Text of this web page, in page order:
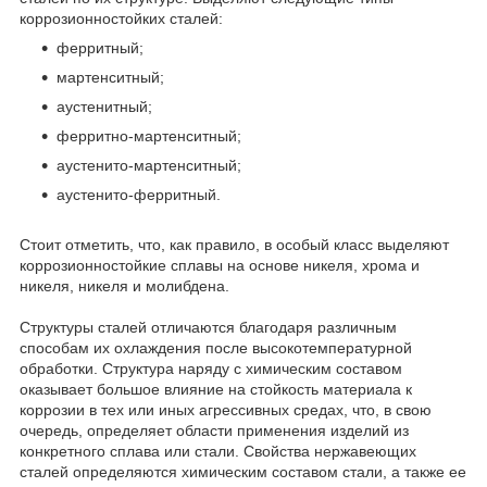
коррозионностойких сталей:
ферритный;
мартенситный;
аустенитный;
ферритно-мартенситный;
аустенито-мартенситный;
аустенито-ферритный.
Стоит отметить, что, как правило, в особый класс выделяют
коррозионностойкие сплавы на основе никеля, хрома и
никеля, никеля и молибдена.
Структуры сталей отличаются благодаря различным
способам их охлаждения после высокотемпературной
обработки. Структура наряду с химическим составом
оказывает большое влияние на стойкость материала к
коррозии в тех или иных агрессивных средах, что, в свою
очередь, определяет области применения изделий из
конкретного сплава или стали. Свойства нержавеющих
сталей определяются химическим составом стали, а также ее